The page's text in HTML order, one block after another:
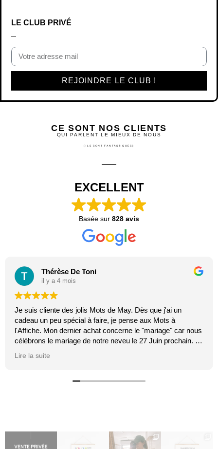
LE CLUB PRIVÉ
REJOINDRE LE CLUB !
CE SONT NOS CLIENTS
QUI PARLENT LE MIEUX DE NOUS
(ILS SONT FANTASTIQUES)
EXCELLENT
Basée sur 828 avis
Thérèse De Toni
il y a 4 mois
Je suis cliente des jolis Mots de May. Dès que j'ai un
cadeau un peu spécial à faire, je pense aux Mots à
l'Affiche. Mon dernier achat concerne le "mariage" car nous
célébrons le mariage de notre neveu le 27 Juin prochain. Je
Lire la suite